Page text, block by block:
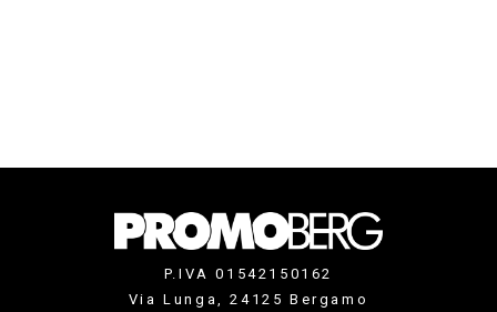
P.IVA 01542150162
Via Lunga, 24125 Bergamo